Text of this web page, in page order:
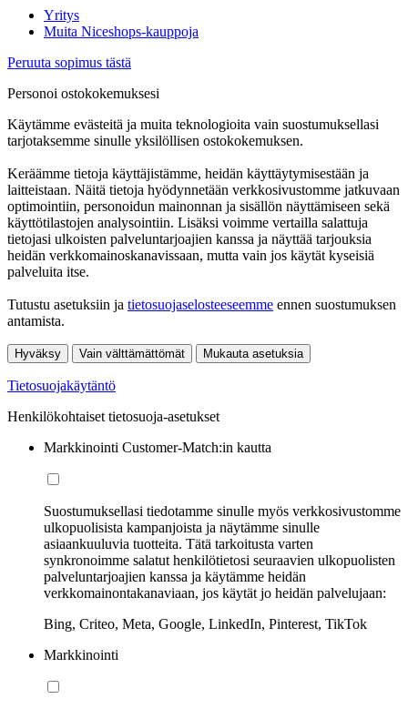
Yritys
Muita Niceshops-kauppoja
Peruuta sopimus tästä
Personoi ostokokemuksesi
Käytämme evästeitä ja muita teknologioita vain suostumuksellasi
tarjotaksemme sinulle yksilöllisen ostokokemuksen.
Keräämme tietoja käyttäjistämme, heidän käyttäytymisestään ja
laitteistaan. Näitä tietoja hyödynnetään verkkosivustomme jatkuvaan
optimointiin, personoidun mainonnan ja sisällön näyttämiseen sekä
käyttötilastojen analysointiin. Lisäksi voimme vertailla salattuja
tietojasi ulkoisten palveluntarjoajien kanssa ja näyttää tarjouksia
heidän verkkomainoskanavissaan, mutta vain jos käytät kyseisiä
palveluita itse.
Tutustu asetuksiin ja tietosuojaselosteeseemme ennen suostumuksen
antamista.
Hyväksy Vain välttämättömät Mukauta asetuksia
Tietosuojakäytäntö
Henkilökohtaiset tietosuoja-asetukset
Markkinointi Customer-Match:in kautta
Suostumuksellasi tiedotamme sinulle myös verkkosivustomme
ulkopuolisista kampanjoista ja näytämme sinulle
asiaankuuluvia tuotteita. Tätä tarkoitusta varten
synkronoimme salatut henkilötietosi seuraavien ulkopuolisten
palveluntarjoajien kanssa ja käytämme heidän
verkkomainontakanaviaan, jos käytät jo heidän palvelujaan:
Bing, Criteo, Meta, Google, LinkedIn, Pinterest, TikTok
Markkinointi